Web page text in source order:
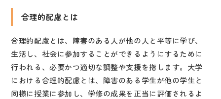
合理的配慮とは
合理的配慮とは、障害のある人が他の人と平等に学び、
生活し、社会に参加することができるようにするために
行われる、必要かつ適切な調整や支援を指します。大学
における合理的配慮とは、障害のある学生が他の学生と
同様に授業に参加し、学修の成果を正当に評価されるよ